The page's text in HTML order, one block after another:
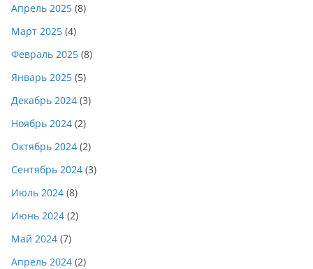
Апрель 2025 (8)
Март 2025 (4)
Февраль 2025 (8)
Январь 2025 (5)
Декабрь 2024 (3)
Ноябрь 2024 (2)
Октябрь 2024 (2)
Сентябрь 2024 (3)
Июль 2024 (8)
Июнь 2024 (2)
Май 2024 (7)
Апрель 2024 (2)